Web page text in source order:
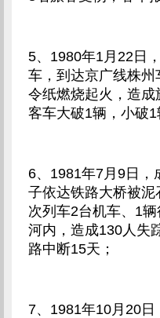
5、1980年1月22日
车，到达京广线株
令纸燃烧起火，造成
客车大破1辆，小破1
6、1981年7月9日，
子依达铁路大桥被
次列车2台机车、1
河内，造成130人失
路中断15天；
7、1981年10月20